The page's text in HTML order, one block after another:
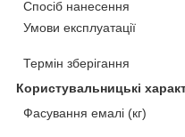
Спосіб нанесення
Умови експлуатації
Термін зберігання
Користувальницькі
Фасування емалі (кг)